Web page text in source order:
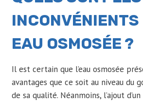
INCONVÉNIENTS
EAU OSMOSÉE ?
Il est certain que l’eau osmosée
avantages que ce soit au niveau du
de sa qualité. Néanmoins, l’ajout